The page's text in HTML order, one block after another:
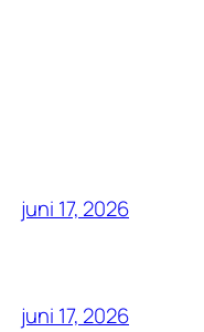
juni 17, 2026
juni 17, 2026